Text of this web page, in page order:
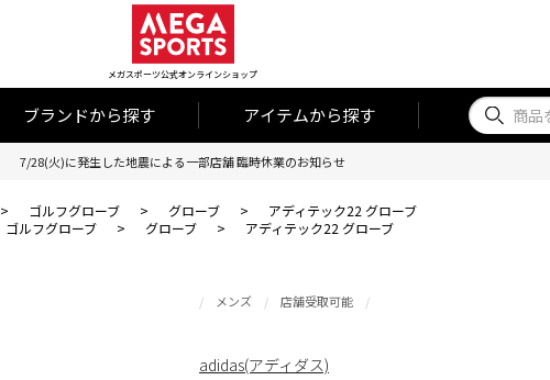
メガスポーツ公式オンラインショップ
ブランドから探す アイテムから探す
7/28(火)に発生した地震による一部店舗 臨時休業のお知らせ
> ゴルフグローブ > グローブ >
アディテック22 グローブ
ゴルフグローブ > グローブ > アディテック22 グローブ
メンズ 店舗受取可能
adidas(アディダス)